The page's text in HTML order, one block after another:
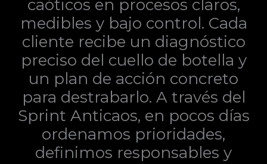
caóticos en procesos claros,
medibles y bajo control. Cada
cliente recibe un diagnóstico
preciso del cuello de botella y
un plan de acción concreto
para destrabarlo. A través del
Sprint Anticaos, en pocos días
ordenamos prioridades,
definimos responsables y